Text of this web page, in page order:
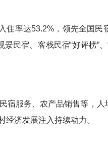
率达53.2%，领先全国民
民宿、客栈民宿“好评榜”、
服务、农产品销售等，人
经济发展注入持续动力。